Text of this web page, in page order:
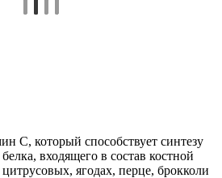
C, который способствует синтезу
входящего в состав костной
ягодах, перце, брокколи